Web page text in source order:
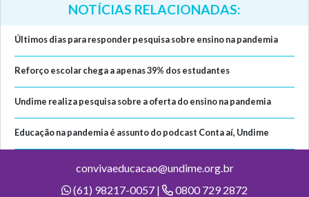
NOTÍCIAS RELACIONADAS:
Últimos dias para responder pesquisa sobre ensino na pandemia
Reforço escolar chega a apenas 39% dos estudantes
Undime realiza pesquisa sobre a oferta do ensino na pandemia
Educação na pandemia é assunto do podcast Conta aí, Undime
convivaeducacao@undime.org.br
(61) 98217-0057 |
0800 729 2872